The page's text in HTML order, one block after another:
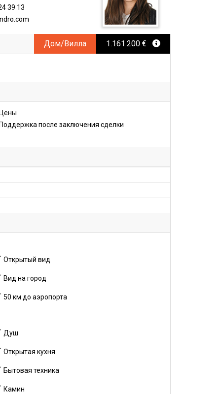
39 13
Дом/Вилла 1.161.200 €
после заключения сделки
Открытый вид
Вид на город
50 км до аэропорта
Душ
Открытая кухня
Бытовая техника
Камин